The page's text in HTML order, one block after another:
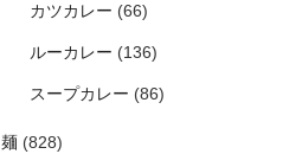
カツカレー (66)
ルーカレー (136)
スープカレー (86)
麺(828)